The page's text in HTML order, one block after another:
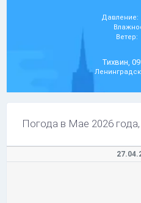
Давление:
Тихвин,
Погода в Мае 2026 года,